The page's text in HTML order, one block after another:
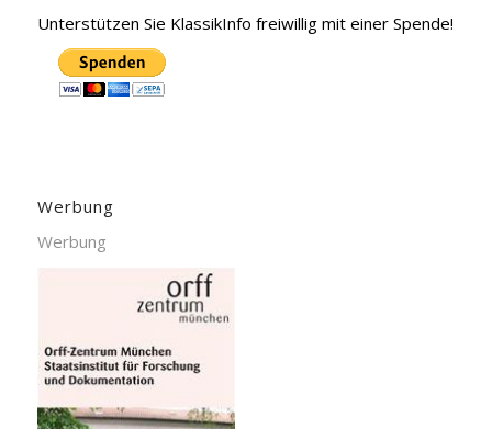
Unterstützen Sie KlassikInfo freiwillig mit einer Spende!
Werbung
Werbung